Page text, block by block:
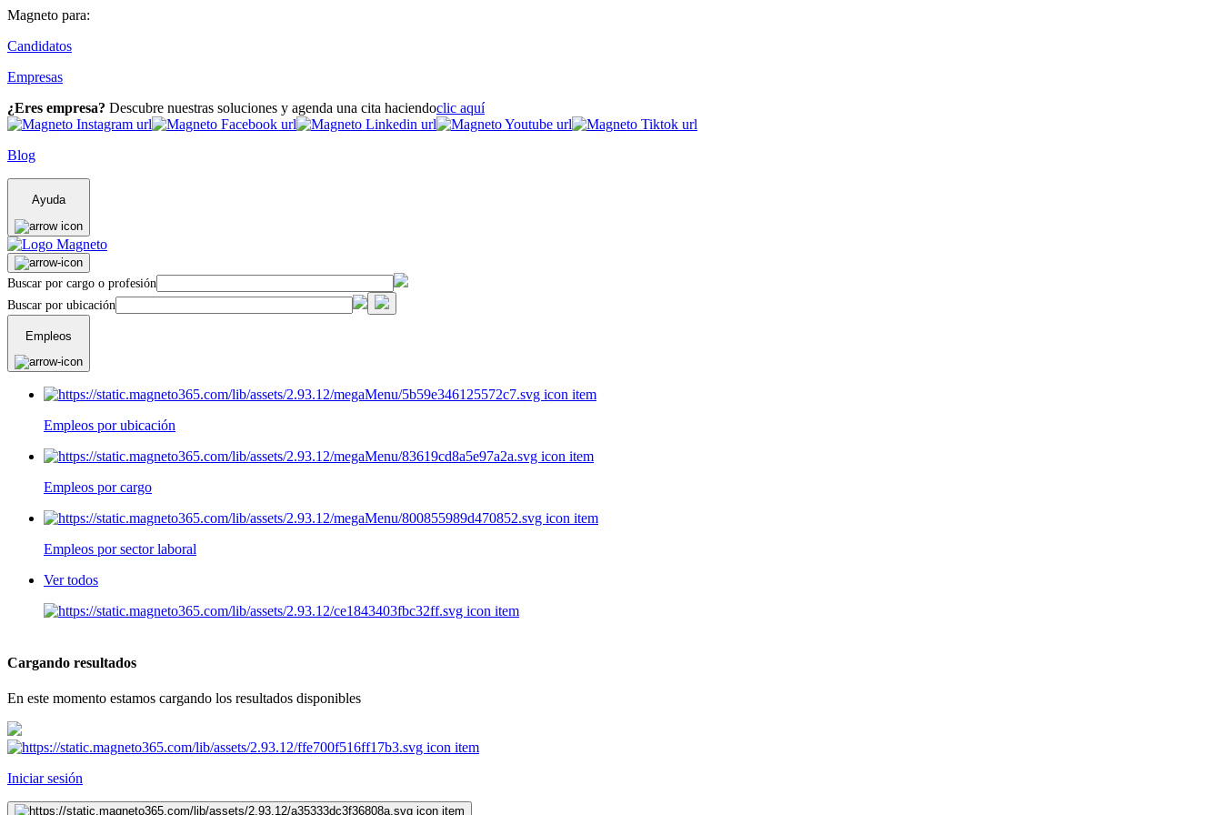
Magneto para:
Candidatos
Empresas
¿Eres empresa? Descubre nuestras soluciones y agenda una cita haciendoclic aquí
Blog
Ayuda
Buscar por cargo o profesión
Buscar por ubicación
Empleos
Empleos por ubicación
Empleos por cargo
Empleos por sector laboral
Ver todos
Cargando resultados
En este momento estamos cargando los resultados disponibles
Iniciar sesión